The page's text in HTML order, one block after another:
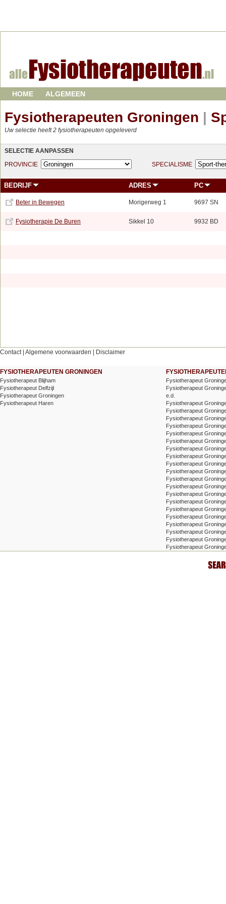
HOME ALGEMEEN
Fysiotherapeuten Groningen |
Uw selectie heeft 2 fysiotherapeuten opgeleverd
SELECTIE AANPASSEN
PROVINCIE
SPECIALISME
BEDRIJF ADRES PC
Beter in Bewegen Morigerweg 1 9697 SN
Fysiotherapie De Buren Sikkel 10 9932 BD
Contact| Algemene voorwaarden Disclaimer
FYSIOTHERAPEUTEN GRONINGEN
Fysiotherapeut Blijham
Fysiotherapeut Delfzijl
Fysiotherapeut Groningen
Fysiotherapeut Haren
Fysiotherapeut
Fysiotherapeut
e.d.
Fysiotherapeut
Fysiotherapeut
Fysiotherapeut
Fysiotherapeut
Fysiotherapeut
Fysiotherapeut
Fysiotherapeut
Fysiotherapeut
Fysiotherapeut
Fysiotherapeut
Fysiotherapeut
Fysiotherapeut
Fysiotherapeut
Fysiotherapeut
Fysiotherapeut
Fysiotherapeut
Fysiotherapeut
Fysiotherapeut
Fysiotherapeut
Fysiotherapeut